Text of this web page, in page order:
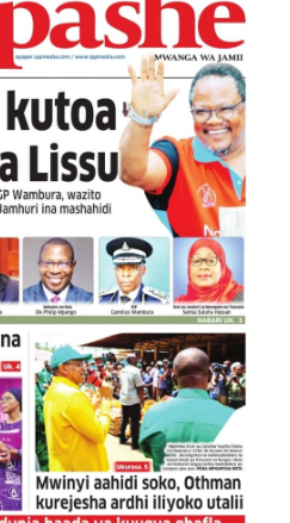
NI FURSA YA
MSAADA MKUBWA KATIKA
KUANZISHA KLABU ZA
WA VIWANGO
Kwenye Gumzo la
KUCHOCHEA
14 WAKAMATWA KWA
WMA ASEMA VIPIMO SAHIHI
WA WILAYA YA IRAMBA
KUPITIA UJENZI WA